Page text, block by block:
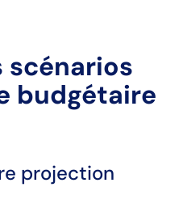
budgétaire
projection